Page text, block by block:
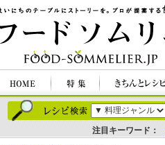
注目キーワード：